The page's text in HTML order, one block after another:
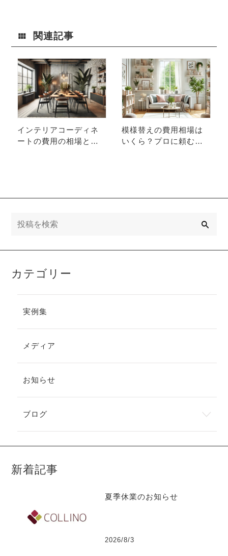
理由
レている人の
共通点
関連記事
インテリアコーディネ
ートの費用の相場とプ
模様替えの費用相場は
いくら？プロに頼むべ
カテゴリー
実例集
メディア
お知らせ
ブログ
新着記事
夏季休業のお知らせ
2026/8/3